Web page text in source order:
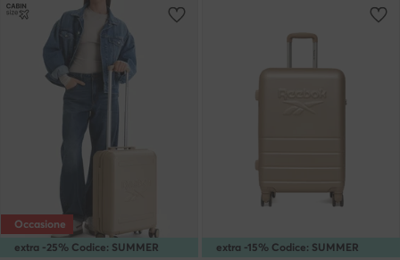
extra -25% Codice: SUMMER
Occasione
extra -15% Codice: SUMMER